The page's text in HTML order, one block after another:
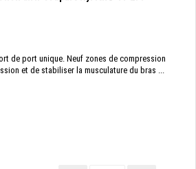
de port unique. Neuf zones de compression
et de stabiliser la musculature du bras ...